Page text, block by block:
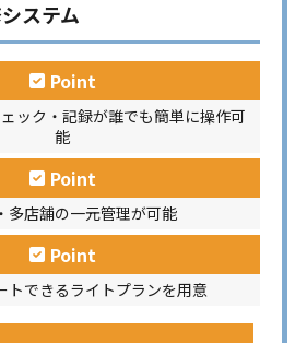
ステム
Point
ック・記録が誰でも簡単に操作可
能
Point
多店舗の一元管理が可能
Point
トできるライトプランを用意